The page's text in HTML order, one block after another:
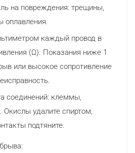
на повреждения: трещины,
оплавления.
каждый провод в
(Ω). Показания ниже 1
или высокое сопротивление
соединений: клеммы,
Окислы удалите спиртом,
подтяните.